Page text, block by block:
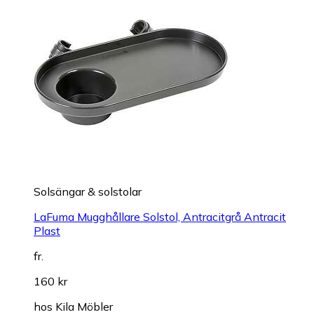
Solsängar & solstolar
LaFuma Mugghållare Solstol, Antracitgrå Antracit
Plast
fr.
160 kr
hos Kila Möbler